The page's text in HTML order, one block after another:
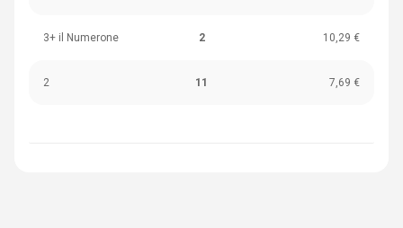
3+ il Numerone 2 10,29 €
2 11 7,69 €